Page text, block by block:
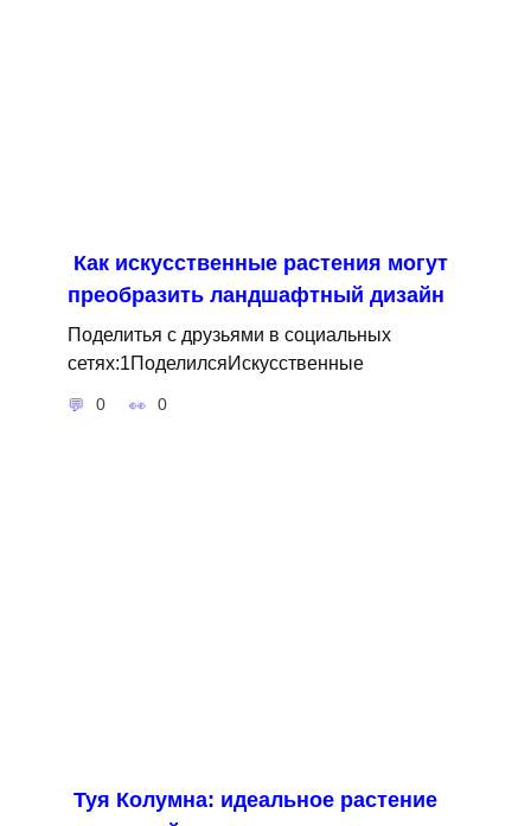
Как искусственные растения могут
преобразить ландшафтный дизайн
Поделитья с друзьями в социальных
сетях:1ПоделилсяИскусственные
0 0
Туя Колумна: идеальное растение